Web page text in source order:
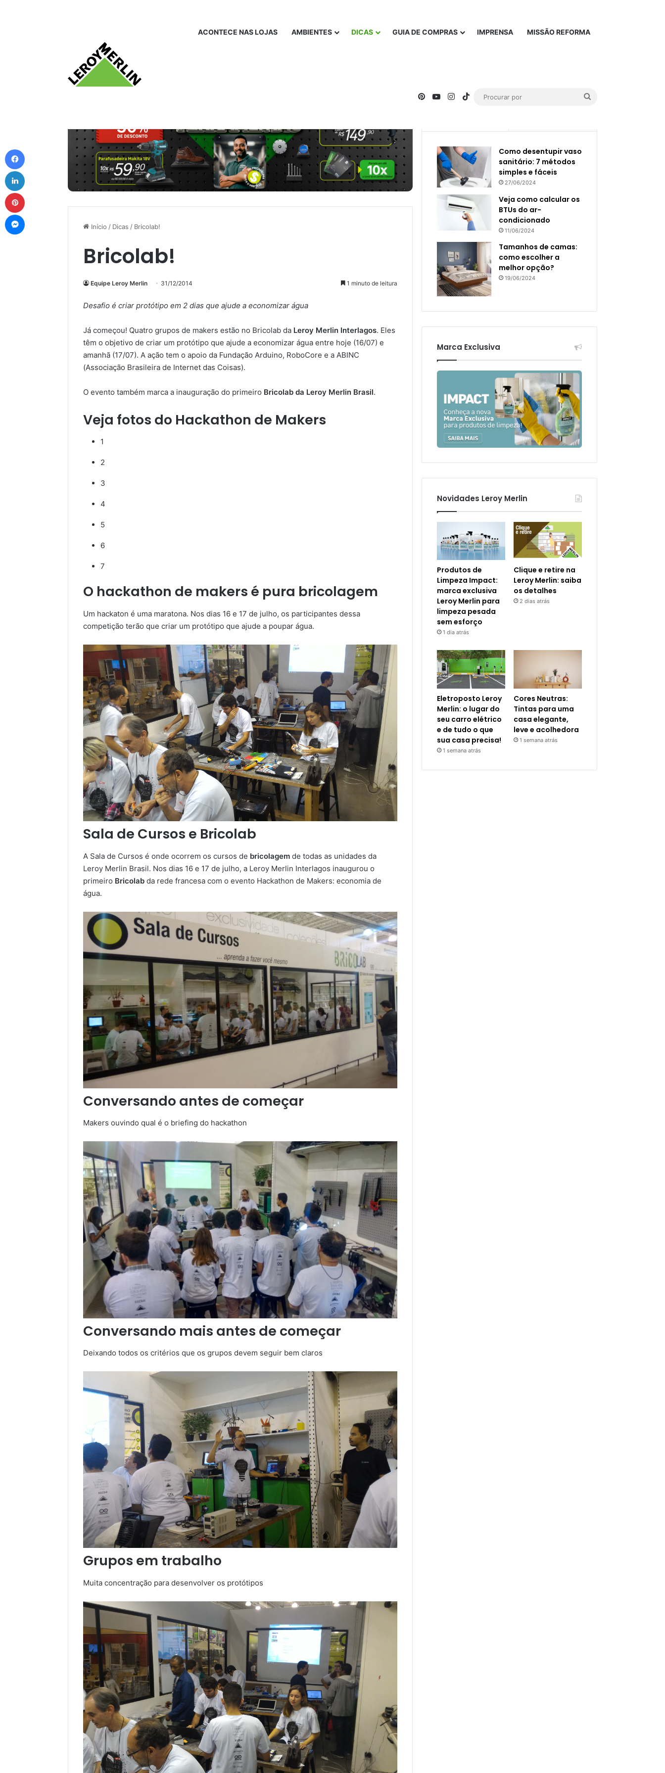
ACONTECE NAS LOJAS AMBIENTES DICAS GUIA DE COMPRAS IMPRENSA MISSÃO REFORMA
PinterestYouTubeInstagram
TikTok
Início / Dicas / Bricolab!
Bricolab!
Equipe Leroy Merlin 31/12/2014 1 minuto de leitura
Desafio é criar protótipo em 2 dias que ajude a economizar água
Já começou! Quatro grupos de makers estão no Bricolab da Leroy Merlin Interlagos. Eles
têm o objetivo de criar um protótipo que ajude a economizar água entre hoje (16/07) e
amanhã (17/07). A ação tem o apoio da Fundação Arduino, RoboCore e a ABINC
(Associação Brasileira de Internet das Coisas).
O evento também marca a inauguração do primeiro Bricolab da Leroy Merlin Brasil.
Veja fotos do Hackathon de Makers
1
2
3
4
5
6
7
O hackathon de makers é pura bricolagem
Um hackaton é uma maratona. Nos dias 16 e 17 de julho, os participantes dessa
competição terão que criar um protótipo que ajude a poupar água.
Sala de Cursos e Bricolab
A Sala de Cursos é onde ocorrem os cursos de bricolagem de todas as unidades da
Leroy Merlin Brasil. Nos dias 16 e 17 de julho, a Leroy Merlin Interlagos inaugurou o
primeiro Bricolab da rede francesa com o evento Hackathon de Makers: economia de
água.
Conversando antes de começar
Makers ouvindo qual é o briefing do hackathon
Conversando mais antes de começar
Deixando todos os critérios que os grupos devem seguir bem claros
Grupos em trabalho
Muita concentração para desenvolver os protótipos
Como desentupir vaso
sanitário: 7 métodos
simples e fáceis
27/06/2024
Veja como calcular os
BTUs do ar-
condicionado
11/06/2024
Tamanhos de camas:
como escolher a
melhor opção?
19/06/2024
Marca Exclusiva
Novidades Leroy Merlin
Produtos de
Limpeza Impact:
marca exclusiva
Leroy Merlin para
limpeza pesada
sem esforço
1 dia atrás
Clique e retire na
Leroy Merlin: saiba
os detalhes
2 dias atrás
Eletroposto Leroy
Merlin: o lugar do
seu carro elétrico
e de tudo o que
sua casa precisa!
1 semana atrás
Cores Neutras:
Tintas para uma
casa elegante,
leve e acolhedora
1 semana atrás